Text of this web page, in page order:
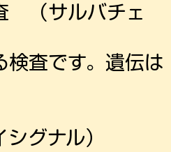
（サルバチェ
査です。遺伝は
グナル）